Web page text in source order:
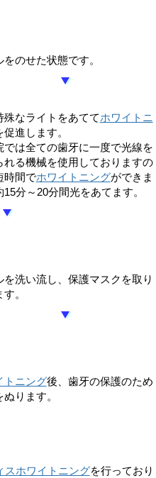
をのせた状態です。
殊なライトをあててホワイトニ
促進します。
では全ての歯牙に一度で光線を
れる機械を使用しておりますの
時間でホワイトニングができま
15分～20分間光をあてます。
を洗い流し、保護マスクを取り
。
トニング後、歯牙の保護のため
ります。
スホワイトニングを行っており